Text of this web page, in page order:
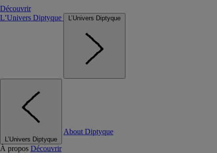
Découvrir
L’Univers Diptyque
L’Univers Diptyque
L’Univers Diptyque
About Diptyque
À propos Découvrir